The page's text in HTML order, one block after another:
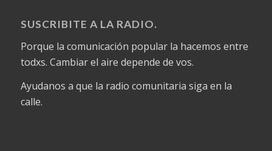
SUSCRIBITE A LA RADIO.
Porque la comunicación popular la hacemos entre
todxs. Cambiar el aire depende de vos.
Ayudanos a que la radio comunitaria siga en la
calle.